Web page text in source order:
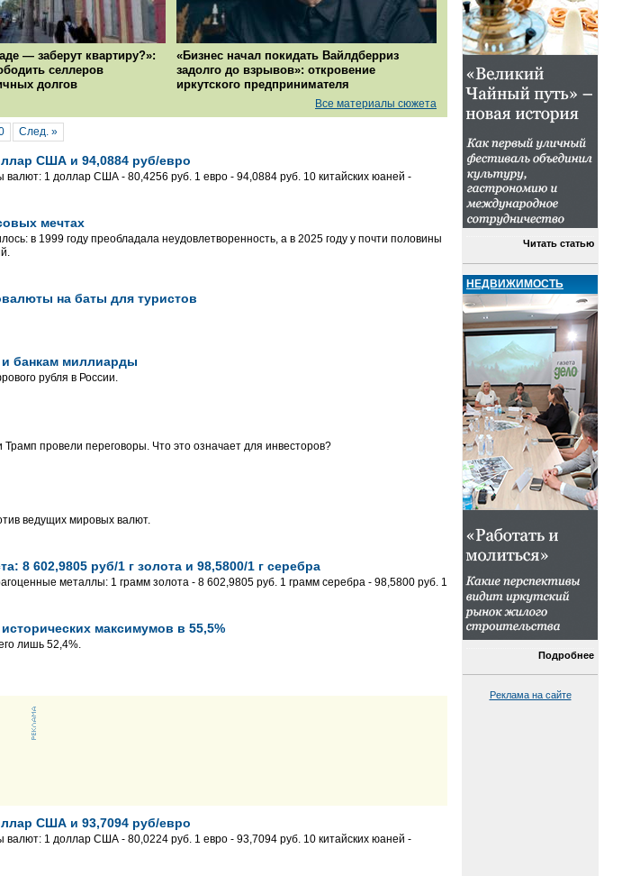
— заберут квартиру?»:
селлеров
долгов
«Бизнес начал покидать Вайлдберриз
задолго до взрывов»: откровение
иркутского предпринимателя
Все материалы сюжета
След. »
США и 94,0884 руб/евро
1 доллар США - 80,4256 руб. 1 евро - 94,0884 руб. 10 китайских юаней -
мечтах
в 1999 году преобладала неудовлетворенность, а в 2025 году у почти половины
на баты для туристов
банкам миллиарды
рубля в России.
провели переговоры. Что это означает для инвесторов?
ведущих мировых валют.
8 602,9805 руб/1 г золота и 98,5800/1 г серебра
металлы: 1 грамм золота - 8 602,9805 руб. 1 грамм серебра - 98,5800 руб. 1
максимумов в 55,5%
лишь 52,4%.
США и 93,7094 руб/евро
1 доллар США - 80,0224 руб. 1 евро - 93,7094 руб. 10 китайских юаней -
Читать статью
НЕДВИЖИМОСТЬ
Подробнее
Реклама на сайте